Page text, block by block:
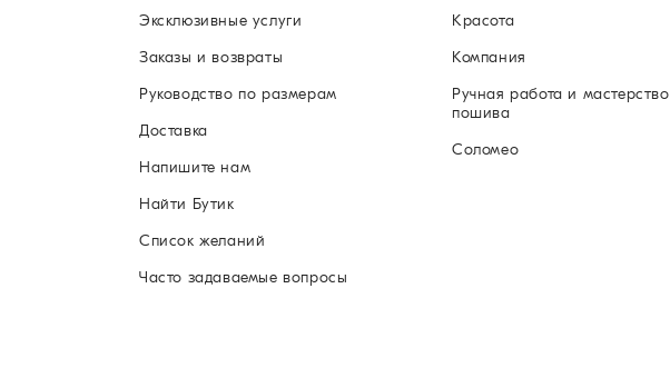
Эксклюзивные услуги
Заказы и возвраты
Руководство по размерам
Доставка
Напишите нам
Найти Бутик
Список желаний
Часто задаваемые вопросы
Красота
Компания
Ручная работа и мастерство
пошива
Соломео